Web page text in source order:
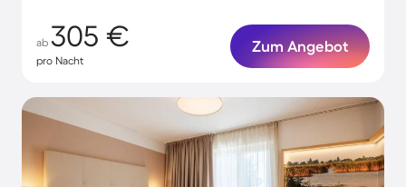
ab 305 €
pro Nacht
Zum Angebot